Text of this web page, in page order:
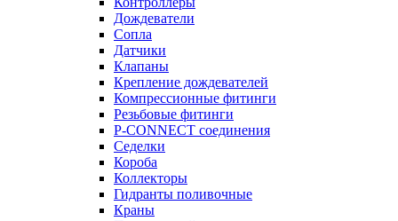
Дождеватели
Сопла
Датчики
Клапаны
Крепление дождевателей
Компрессионные фитинги
Резьбовые фитинги
P-CONNECT соединения
Седелки
Короба
Коллекторы
Гидранты поливочные
Краны